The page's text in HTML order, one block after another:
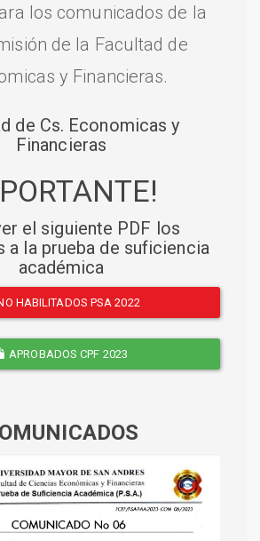
los comunicados de la
de la Facultad de
y Financieras.
de Cs. Economicas y
Financieras
el siguiente PDF los
a la prueba de suficiencia
académica
HABILITADOS PSA 2022
APROBADOS CPF 2023